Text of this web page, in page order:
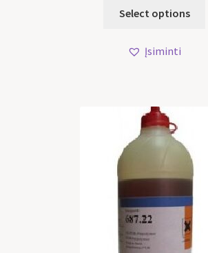
Select options
Įsiminti